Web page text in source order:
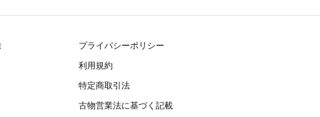
プライバシーポリシー
利用規約
特定商取引法
古物営業法に基づく記載